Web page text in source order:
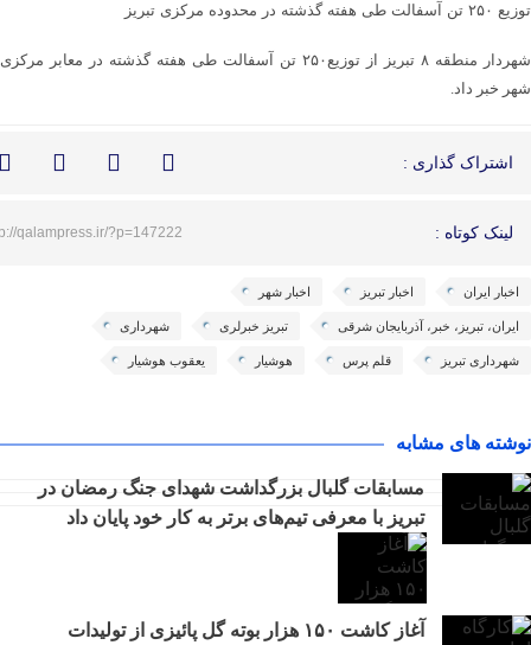
توزیع ۲۵۰ تن آسفالت طی هفته گذشته در محدوده مرکزی تبریز
شهردار منطقه ۸ تبریز از توزیع۲۵۰ تن آسفالت طی هفته گذشته در معابر مرکزی
شهر خبر داد.
اشتراک گذاری :
لینک کوتاه : qalampress.ir/?p=147222
اخبار ایران اخبار تبریز اخبار شهر
ایران، تبریز، خبر، آذربایجان شرقی تبریز خبرلری شهرداری
شهرداری تبریز قلم پرس هوشیار یعقوب هوشیار
نوشته های مشابه
مسابقات گلبال بزرگداشت شهدای جنگ رمضان در
تبریز با معرفی تیم‌های برتر به کار خود پایان داد
آغاز کاشت ۱۵۰ هزار بوته گل پائیزی از تولیدات